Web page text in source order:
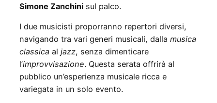
Simone Zanchini sul palco.
I due musicisti proporranno repertori diversi,
navigando tra vari generi musicali, dalla musica
classica al jazz, senza dimenticare
l’improvvisazione. Questa serata offrirà al
pubblico un’esperienza musicale ricca e
variegata in un solo evento.